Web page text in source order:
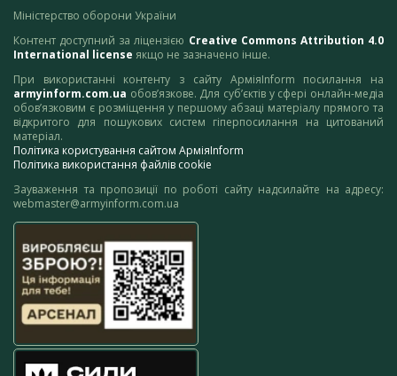
Міністерство оборони України
Контент доступний за ліцензією Creative Commons Attribution 4.0
International license якщо не зазначено інше.
При використанні контенту з сайту АрміяInform посилання на
armyinform.com.ua обов’язкове. Для суб’єктів у сфері онлайн-медіа
обов’язковим є розміщення у першому абзаці матеріалу прямого та
відкритого для пошукових систем гіперпосилання на цитований
матеріал.
Політика користування сайтом АрміяInform
Політика використання файлів cookie
Зауваження та пропозиції по роботі сайту надсилайте на адресу:
webmaster@armyinform.com.ua